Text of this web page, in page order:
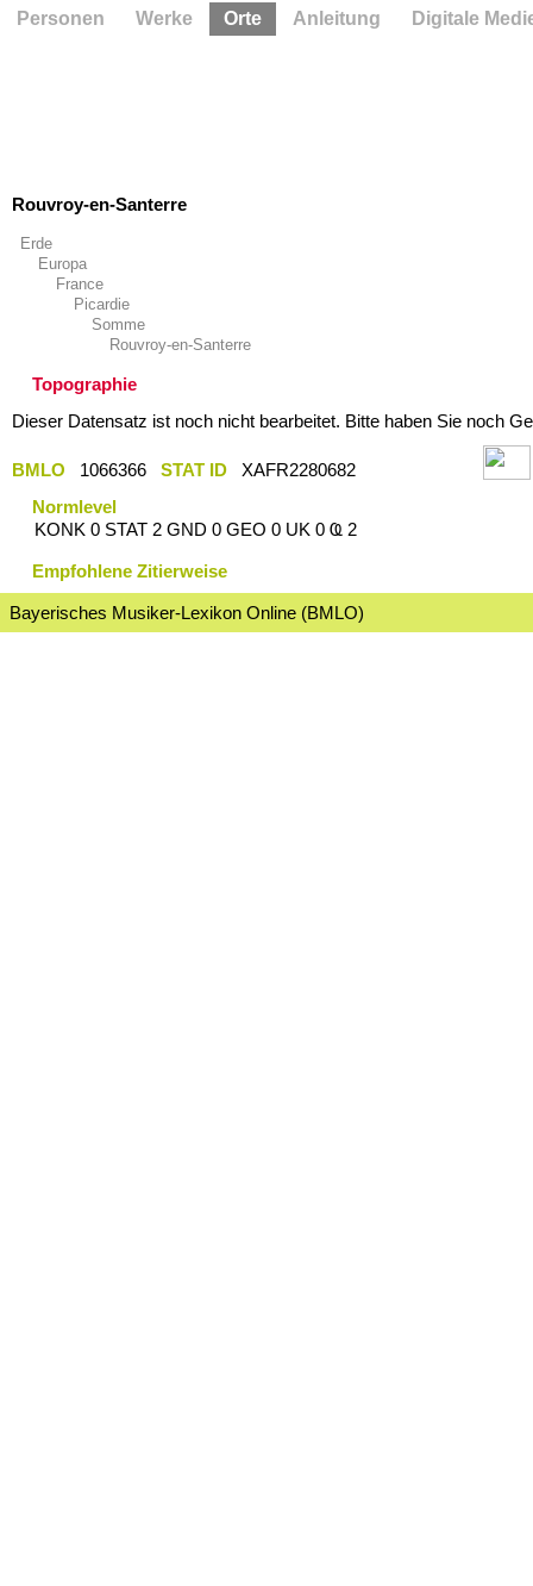
Rouvroy-en-Santerre
Erde
Europa
France
Picardie
Somme
Rouvroy-en-Santerre
Topographie
Dieser Datensatz ist noch nicht bearbeitet. Bitte haben Sie noch
BMLO 1066366 STAT ID
XAFR2280682
Normlevel
KONK 0 STAT 2 GND 0 GEO 0 UK 0 Ҩ 2
Empfohlene Zitierweise
Bayerisches Musiker-Lexikon Online (BMLO)
Personen Werke Orte Anleitung Digitale